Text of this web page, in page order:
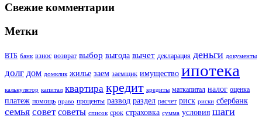
Свежие комментарии
Метки
ВТБ банк взнос возврат выбор выгода вычет декларация деньги документы
долг дом домклик жилье заем заемщик имущество ипотека
калькулятор капитал квартира кредит кредиты маткапитал налог оценка
платеж помощь право проценты развод раздел расчет риск риски сбербанк
семья совет советы список срок страховка сумма условия шаги